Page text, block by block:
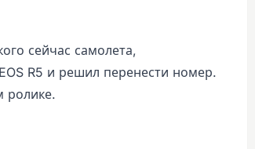
сейчас самолета,
R5 и решил перенести номер.
ролике.